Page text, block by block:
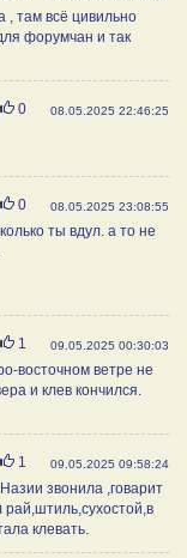
, там всё цивильно
форумчан и так
08.05.2025 22:46:25
Нравится
0
08.05.2025 23:08:55
Нравится
0
ты вдул. а то не
09.05.2025 00:30:03
Нравится
1
восточном ветре не
и клев кончился.
09.05.2025 09:58:24
Нравится
1
звонила ,говарит
клевать.